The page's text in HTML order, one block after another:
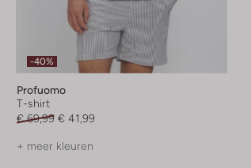
-40%
Profuomo
T-shirt
€ 69,99 € 41,99
+ meer kleuren